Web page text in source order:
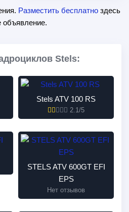
Разместить бесплатно здесь
объявление.
Stels:
Stels ATV 100 RS
2.1/5
STELS ATV 600GT EFI
EPS
Нет отзывов